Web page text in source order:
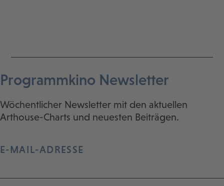
Programmkino Newsletter
Wöchentlicher Newsletter mit den aktuellen
Arthouse-Charts und neuesten Beiträgen.
E-MAIL-ADRESSE